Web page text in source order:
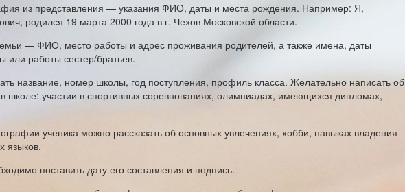
из представления — указания ФИО, даты и места рождения. Например: Я,
родился 19 марта 2000 года в г. Чехов Московской области.
— ФИО, место работы и адрес проживания родителей, а также имена, даты
или работы сестер/братьев.
название, номер школы, год поступления, профиль класса. Желательно написать об
школе: участии в спортивных соревнованиях, олимпиадах, имеющихся дипломах,
ученика можно рассказать об основных увлечениях, хобби, навыках владения
языков.
поставить дату его составления и подпись.